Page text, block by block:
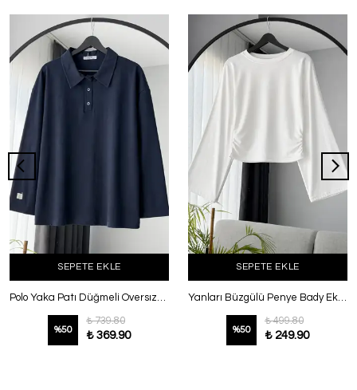
SEPETE EKLE
Polo Yaka Patı Düğmeli Oversıze Penye T-Shırt Lacivert
%50
₺ 739.80
₺ 369.90
SEPETE EKLE
Yanları Büzgülü Penye Bady Ekru
%50
₺ 499.80
₺ 249.90